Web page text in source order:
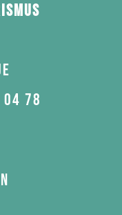
78